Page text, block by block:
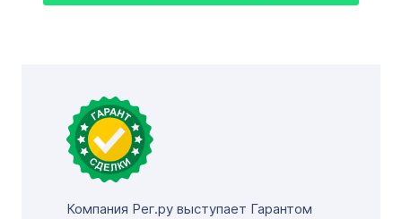
Компания Рег.ру выступает Гарантом